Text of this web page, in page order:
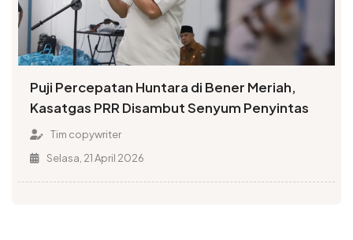
Puji Percepatan Huntara di Bener Meriah,
Kasatgas PRR Disambut Senyum Penyintas
Tim copywriter
Selasa, 21 April 2026